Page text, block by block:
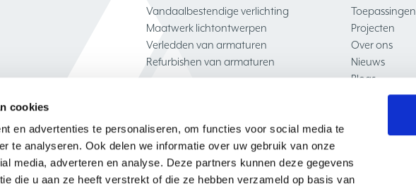
cookies
en advertenties te personaliseren, om functies voor social media te
te analyseren. Ook delen we informatie over uw gebruik van onze
media, adverteren en analyse. Deze partners kunnen deze gegevens
die u aan ze heeft verstrekt of die ze hebben verzameld op basis van
Vandaalbestendige verlichting
Maatwerk lichtontwerpen
Verledden van armaturen
Refurbishen van armaturen
Toepassingen
Projecten
Over ons
Nieuws
Blogs
Contact
Privacy Algemene voorwaarden Disclaimer